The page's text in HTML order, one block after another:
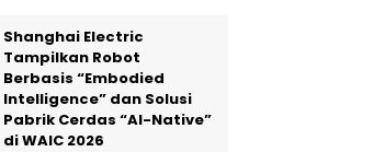
Shanghai Electric
Tampilkan Robot
Berbasis “Embodied
Intelligence” dan Solusi
Pabrik Cerdas “AI-Native”
di WAIC 2026